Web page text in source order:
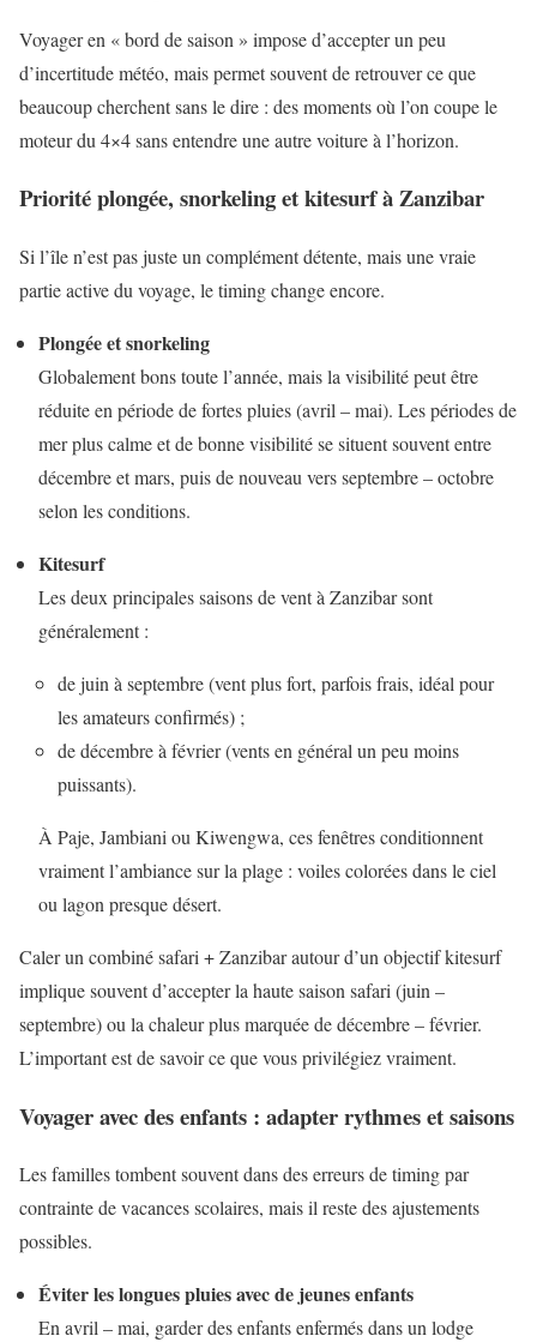
Voyager en « bord de saison » impose d’accepter un peu
d’incertitude météo, mais permet souvent de retrouver ce que
beaucoup cherchent sans le dire : des moments où l’on coupe le
moteur du 4×4 sans entendre une autre voiture à l’horizon.
Priorité plongée, snorkeling et kitesurf à Zanzibar
Si l’île n’est pas juste un complément détente, mais une vraie
partie active du voyage, le timing change encore.
Plongée et snorkeling
Globalement bons toute l’année, mais la visibilité peut être
réduite en période de fortes pluies (avril – mai). Les périodes de
mer plus calme et de bonne visibilité se situent souvent entre
décembre et mars, puis de nouveau vers septembre – octobre
selon les conditions.
Kitesurf
Les deux principales saisons de vent à Zanzibar sont
généralement :
de juin à septembre (vent plus fort, parfois frais, idéal pour
les amateurs confirmés) ;
de décembre à février (vents en général un peu moins
puissants).
À Paje, Jambiani ou Kiwengwa, ces fenêtres conditionnent
vraiment l’ambiance sur la plage : voiles colorées dans le ciel
ou lagon presque désert.
Caler un combiné safari + Zanzibar autour d’un objectif kitesurf
implique souvent d’accepter la haute saison safari (juin –
septembre) ou la chaleur plus marquée de décembre – février.
L’important est de savoir ce que vous privilégiez vraiment.
Voyager avec des enfants : adapter rythmes et saisons
Les familles tombent souvent dans des erreurs de timing par
contrainte de vacances scolaires, mais il reste des ajustements
possibles.
Éviter les longues pluies avec de jeunes enfants
En avril – mai, garder des enfants enfermés dans un lodge